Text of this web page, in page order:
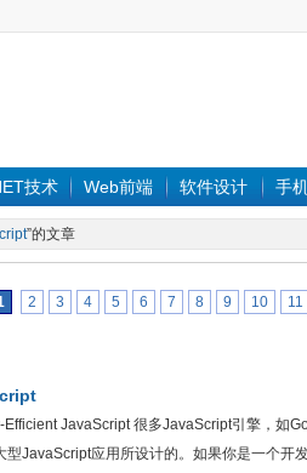
技术 Web前端 软件设计 手
”的文章
2 3 4 5 6 7 8 9 10 11
JavaScript 很多JavaScript引擎，如
型JavaScript应用所设计的。如果你是一个开